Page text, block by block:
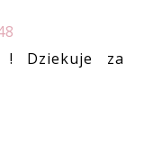
! Dziekuje za